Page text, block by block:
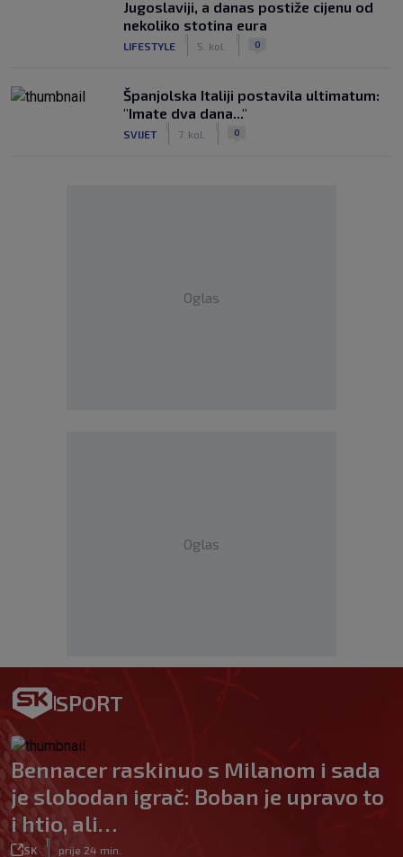
Jugoslaviji, a danas postiže cijenu od
nekoliko stotina eura
LIFESTYLE 5. kol. 0
Španjolska Italiji postavila ultimatum:
"Imate dva dana..."
SVIJET 7. kol. 0
Oglas
Oglas
SPORT
Bennacer raskinuo s Milanom i sada
je slobodan igrač: Boban je upravo to
i htio, ali…
SK prije 24 min.